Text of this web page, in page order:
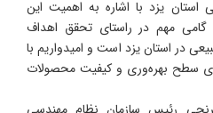
یزد با اشاره به اهمیت این
گامی مهم در راستای تحقق اهداف
در استان یزد است و امیدواریم با
سطح بهره‌وری و کیفیت محصولات